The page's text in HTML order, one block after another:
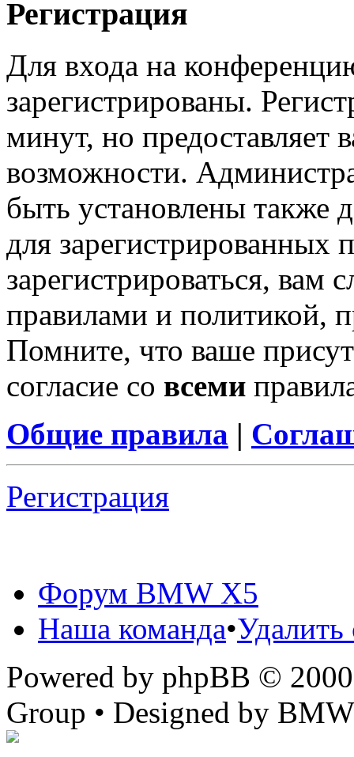
Регистрация
Для входа на
зарегистрированы.
минут, но предоставляет
возможности.
быть установлены также
для зарегистрированных
зарегистрироваться, вам
правилами и политикой,
Помните, что ваше
согласие со всеми
Общие правила |
Регистрация
Форум BMW X5
Наша команда•
Powered by phpBB ©
Group • Designed by